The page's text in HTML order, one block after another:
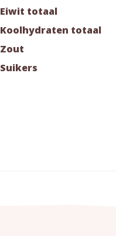
Eiwit totaal
Koolhydraten totaal
Zout
Suikers